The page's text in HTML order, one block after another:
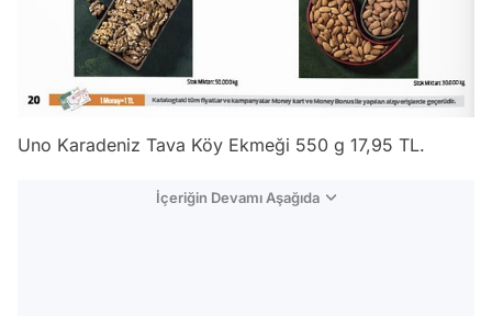
Uno Karadeniz Tava Köy Ekmeği 550 g 17,95 TL.
İçeriğin Devamı Aşağıda